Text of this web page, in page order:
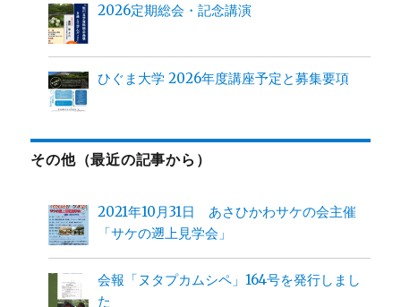
2026定期総会・記念講演
ひぐま大学 2026年度講座予定と募集要項
その他（最近の記事から）
2021年10月31日 あさひかわサケの会主催
「サケの遡上見学会」
会報「ヌタプカムシペ」164号を発行しまし
た